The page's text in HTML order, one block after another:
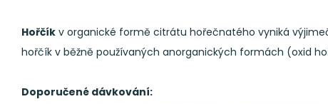
Hořčík v organické formě citrátu hořečnatého vyniká
hořčík v běžně používaných anorganických formách (oxid
Doporučené dávkování: